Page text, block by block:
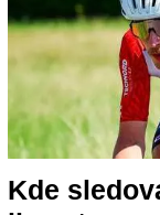
Kde